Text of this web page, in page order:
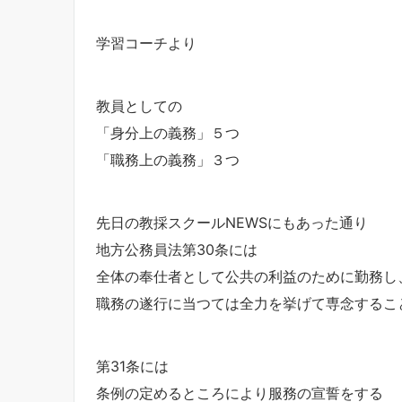
学習コーチより
教員としての
「身分上の義務」５つ
「職務上の義務」３つ
先日の教採スクールNEWSにもあった通り
地方公務員法第30条には
全体の奉仕者として公共の利益のために勤務し、
職務の遂行に当つては全力を挙げて専念するこ
第31条には
条例の定めるところにより服務の宣誓をする